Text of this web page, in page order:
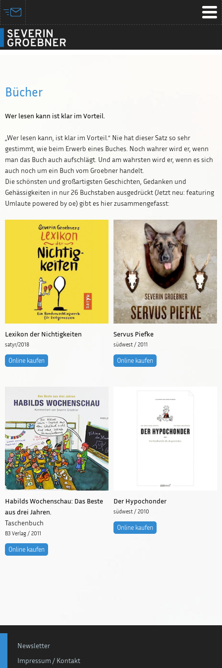
Bücher
Wer lesen kann ist klar im Vorteil.
„Wer lesen kann, ist klar im Vorteil.“ Nie hat dieser Satz so sehr
gestimmt, wie beim Erwerb eines Buches. Noch wahrer wird er, wenn
man das Buch auch aufschlägt. Und am wahrsten wird er, wenn es sich
auch noch um ein Buch vom Groebner handelt.
Die schönsten und großartigsten Geschichten, Gedanken und
Gehässigkeiten in nur 26 Buchstaben ausgedrückt (Jetzt neu: featuring
Umlaute powered by oe) gibt es hier zusammengefasst:
Lexikon der Nichtigkeiten
satyr/2018
Online kaufen
Servus Piefke
südwest / 2011
Online kaufen
Habilds Wochenschau: Das Beste
aus drei Jahren.
Taschenbuch
B3 Verlag / 2011
Online kaufen
Der Hypochonder
südwest / 2010
Online kaufen
Newsletter
Impressum / Kontakt